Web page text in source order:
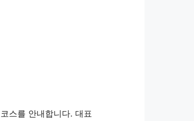
스를 안내합니다. 대표